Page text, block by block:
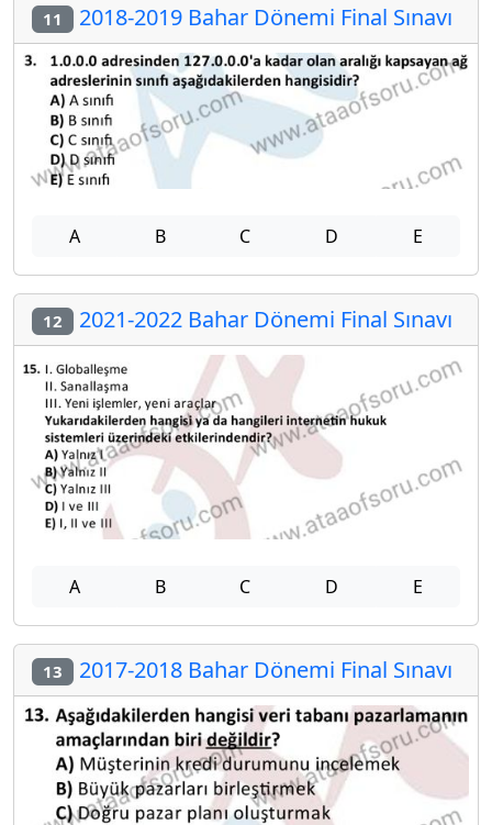
11 2018-2019 Bahar Dönemi Final Sınavı
A B C D E
12 2021-2022 Bahar Dönemi Final Sınavı
A B C D E
13 2017-2018 Bahar Dönemi Final Sınavı